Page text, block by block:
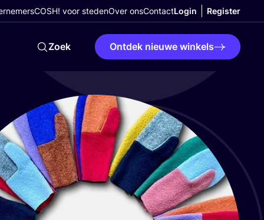
COSH! voor stedenOver onsContactLogin Register
Zoek Ontdek nieuwe winkels